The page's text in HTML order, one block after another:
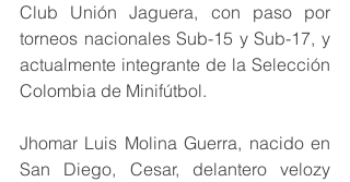
Club Unión Jaguera, con paso por
torneos nacionales Sub-15 y Sub-17, y
actualmente integrante de la Selección
Colombia de Minifútbol.
Jhomar Luis Molina Guerra, nacido en
San Diego, Cesar, delantero velozy